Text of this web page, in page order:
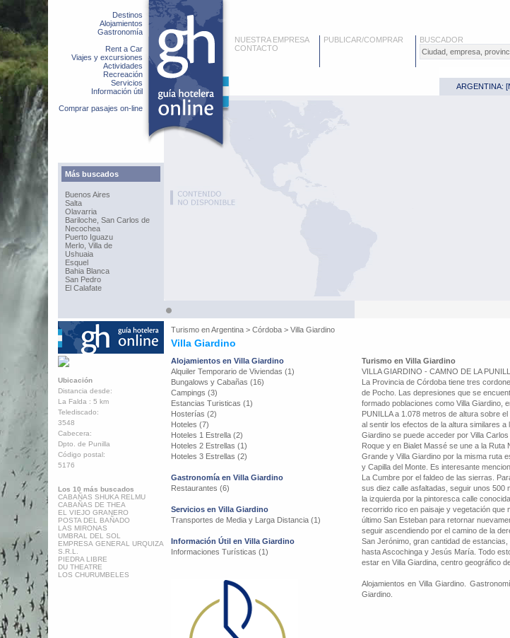
Destinos
Alojamientos
Gastronomía
Rent a Car
Viajes y excursiones
Actividades
Recreación
Servicios
Información útil
Comprar pasajes on-line
Más buscados
Buenos Aires
Salta
Olavarria
Bariloche, San Carlos de
Necochea
Puerto Iguazu
Merlo, Villa de
Ushuaia
Esquel
Bahia Blanca
San Pedro
El Calafate
NUESTRA EMPRESA
CONTACTO
PUBLICAR/COMPRAR BUSCADOR
ARGENTINA: [
Turismo enArgentina > Córdoba > Villa Giardino
Villa Giardino
Ubicación
Distancia desde:
La Falda : 5 km
Telediscado:
3548
Cabecera:
Dpto. de Punilla
Código postal:
5176
Los 10 más buscados
CABAÑAS SHUKA RELMU
CABAÑAS DE THEA
EL VIEJO GRANERO
POSTA DEL BAÑADO
LAS MIRONAS
UMBRAL DEL SOL
EMPRESA GENERAL URQUIZA
S.R.L.
PIEDRA LIBRE
DU THEATRE
LOS CHURUMBELES
Alojamientos en Villa Giardino
Alquiler Temporario de Viviendas (1)
Bungalows y Cabañas (16)
Campings (3)
Estancias Turisticas (1)
Hosterías (2)
Hoteles (7)
Hoteles 1 Estrella (2)
Hoteles 2 Estrellas (1)
Hoteles 3 Estrellas (2)
Gastronomía en Villa Giardino
Restaurantes (6)
Servicios en Villa Giardino
Transportes de Media y Larga Distancia (1)
Información Útil en Villa Giardino
Informaciones Turísticas (1)
Turismo en Villa Giardino
VILLA GIARDINO - CAMNO DE LA
La Provincia de Córdoba tiene tres
de Pocho. Las depresiones que se
formado poblaciones como Villa Giardino,
PUNILLA a 1.078 metros de altura sobre
al sentir los efectos de la altura similares a
Giardino se puede acceder por Villa
Roque y en Bialet Massé se une a la Ruta
Grande y Villa Giardino por la misma ruta
y Capilla del Monte. Es interesante
La Cumbre por el faldeo de las sierras.
sus diez calle asfaltadas, seguir unos 500
la izquierda por la pintoresca calle
recorrido rico en paisaje y vegetación
último San Esteban para retornar
seguir ascendiendo por el camino de la
San Jerónimo, gran cantidad de
hasta Ascochinga y Jesús María. Todo
estar en Villa Giardina, centro geográfico
Alojamientos en Villa Giardino.
Giardino.